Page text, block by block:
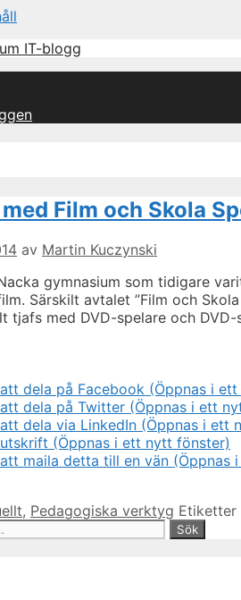
IT-blogg
Film och Skola
av Martin Kuczynski
gymnasium som tidigare
Särskilt avtalet ”Film och
tjafs med DVD-spelare och
dela på Facebook (Öppnas i
dela på Twitter (Öppnas i ett
dela via LinkedIn (Öppnas i ett
(Öppnas i ett nytt fönster)
maila detta till en vän (Öppnas
, Pedagogiska verktyg Etiketter